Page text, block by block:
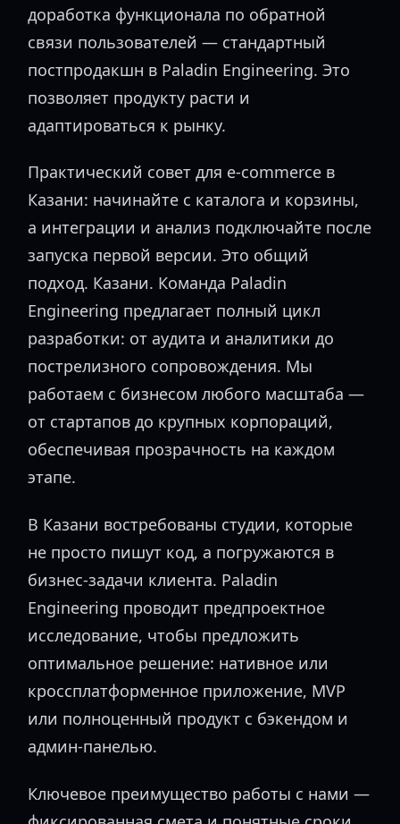
доработка функционала по обратной
связи пользователей — стандартный
постпродакшн в Paladin Engineering. Это
позволяет продукту расти и
адаптироваться к рынку.
Практический совет для e-commerce в
Казани: начинайте с каталога и корзины,
а интеграции и анализ подключайте после
запуска первой версии. Это общий
подход. Казани. Команда Paladin
Engineering предлагает полный цикл
разработки: от аудита и аналитики до
пострелизного сопровождения. Мы
работаем с бизнесом любого масштаба —
от стартапов до крупных корпораций,
обеспечивая прозрачность на каждом
этапе.
В Казани востребованы студии, которые
не просто пишут код, а погружаются в
бизнес-задачи клиента. Paladin
Engineering проводит предпроектное
исследование, чтобы предложить
оптимальное решение: нативное или
кроссплатформенное приложение, MVP
или полноценный продукт с бэкендом и
админ-панелью.
Ключевое преимущество работы с нами —